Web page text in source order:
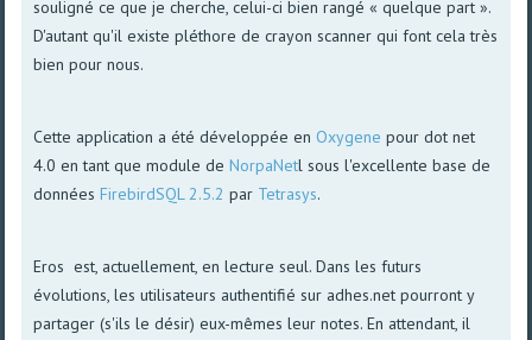
souligné ce que je cherche, celui-ci bien rangé « quelque part ».
D'autant qu'il existe pléthore de crayon scanner qui font cela très
bien pour nous.
Cette application a été développée en Oxygene pour dot net
4.0 en tant que module deNorpaNetl sous l'excellente base de
donnéesFirebirdSQL 2.5.2 par Tetrasys.
Eros est, actuellement, en lecture seul. Dans les futurs
évolutions, les utilisateurs authentifié sur adhes.net pourront y
partager (s'ils le désir) eux-mêmes leur notes. En attendant, il